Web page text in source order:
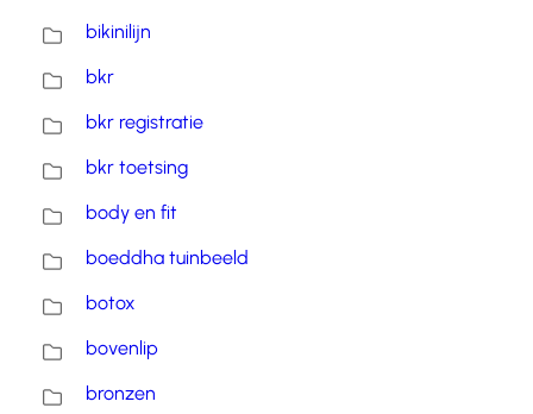
bikinilijn
bkr
bkr registratie
bkr toetsing
body en fit
boeddha tuinbeeld
botox
bovenlip
bronzen